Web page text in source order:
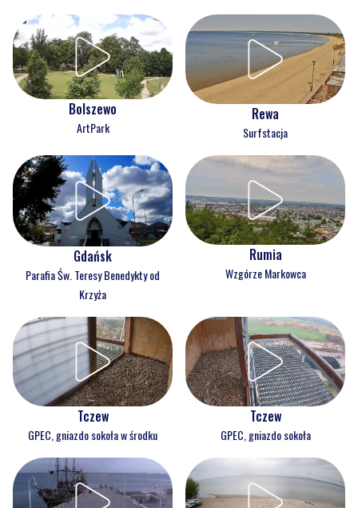
Bolszewo
ArtPark
Rewa
Surfstacja
Gdańsk
Parafia Św. Teresy Benedykty od
Krzyża
Rumia
Wzgórze Markowca
Tczew
GPEC, gniazdo sokoła w środku
Tczew
GPEC, gniazdo sokoła